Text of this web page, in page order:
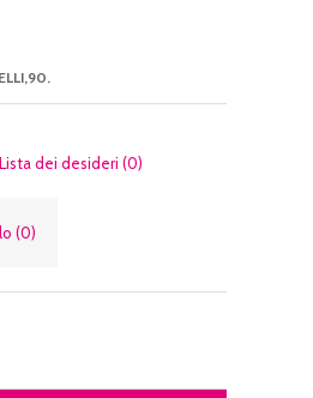
Lista dei desideri (0)
(0)